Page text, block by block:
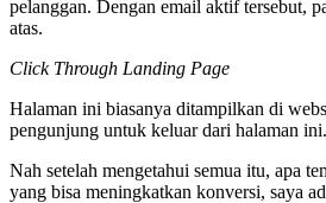
pelanggan. Dengan email aktif tersebut,
atas.
Click Through Landing Page
Halaman ini biasanya ditampilkan di
pengunjung untuk keluar dari halaman
Nah setelah mengetahui semua itu, apa
yang bisa meningkatkan konversi, saya